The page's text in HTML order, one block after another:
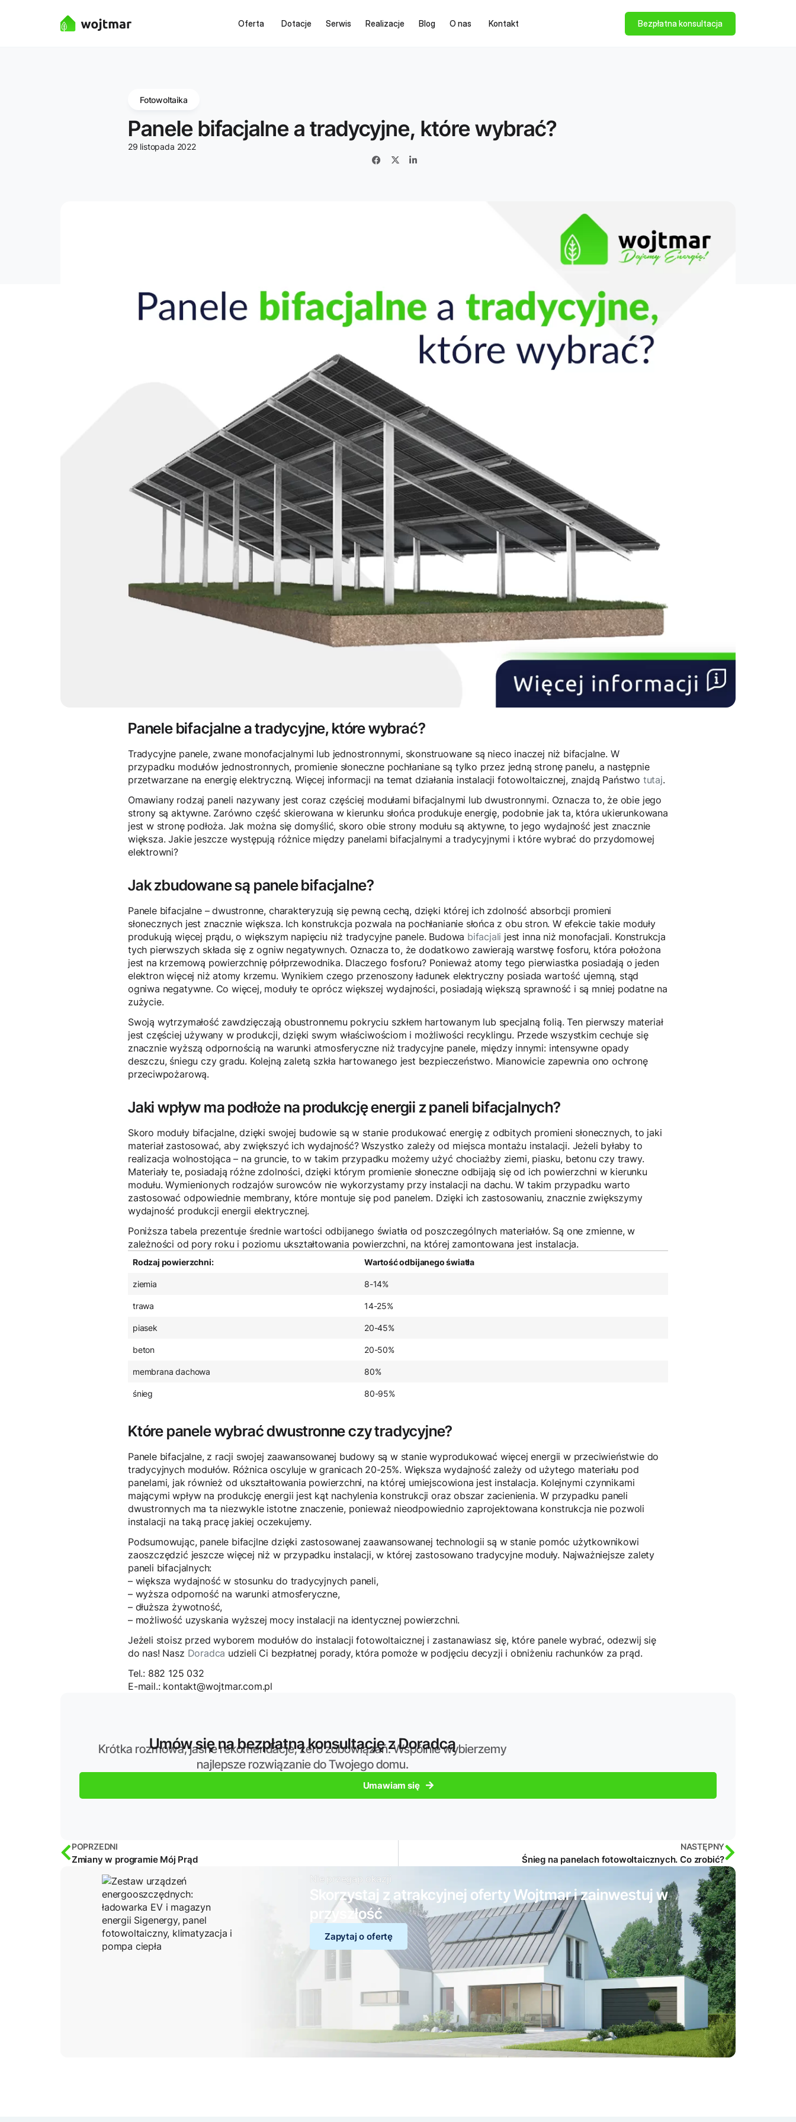
Oferta Dotacje Serwis Realizacje Blog O nas Kontakt Bezpłatna konsultacja
Fotowoltaika
Panele bifacjalne a tradycyjne, które wybrać?
29 listopada 2022
Panele bifacjalne a tradycyjne, które wybrać?
Tradycyjne panele, zwane monofacjalnymi lub jednostronnymi, skonstruowane są nieco inaczej niż bifacjalne. W
przypadku modułów jednostronnych, promienie słoneczne pochłaniane są tylko przez jedną stronę panelu, a następnie
przetwarzane na energię elektryczną. Więcej informacji na temat działania instalacji fotowoltaicznej, znajdą Państwo tutaj.
Omawiany rodzaj paneli nazywany jest coraz częściej modułami bifacjalnymi lub dwustronnymi. Oznacza to, że obie jego
strony są aktywne. Zarówno część skierowana w kierunku słońca produkuje energię, podobnie jak ta, która ukierunkowana
jest w stronę podłoża. Jak można się domyślić, skoro obie strony modułu są aktywne, to jego wydajność jest znacznie
większa. Jakie jeszcze występują różnice między panelami bifacjalnymi a tradycyjnymi i które wybrać do przydomowej
elektrowni?
Jak zbudowane są panele bifacjalne?
Panele bifacjalne – dwustronne, charakteryzują się pewną cechą, dzięki której ich zdolność absorbcji promieni
słonecznych jest znacznie większa. Ich konstrukcja pozwala na pochłanianie słońca z obu stron. W efekcie takie moduły
produkują więcej prądu, o większym napięciu niż tradycyjne panele. Budowa bifacjali jest inna niż monofacjali. Konstrukcja
tych pierwszych składa się z ogniw negatywnych. Oznacza to, że dodatkowo zawierają warstwę fosforu, która położona
jest na krzemową powierzchnię półprzewodnika. Dlaczego fosforu? Ponieważ atomy tego pierwiastka posiadają o jeden
elektron więcej niż atomy krzemu. Wynikiem czego przenoszony ładunek elektryczny posiada wartość ujemną, stąd
ogniwa negatywne. Co więcej, moduły te oprócz większej wydajności, posiadają większą sprawność i są mniej podatne na
zużycie.
Swoją wytrzymałość zawdzięczają obustronnemu pokryciu szkłem hartowanym lub specjalną folią. Ten pierwszy materiał
jest częściej używany w produkcji, dzięki swym właściwościom i możliwości recyklingu. Przede wszystkim cechuje się
znacznie wyższą odpornością na warunki atmosferyczne niż tradycyjne panele, między innymi: intensywne opady
deszczu, śniegu czy gradu. Kolejną zaletą szkła hartowanego jest bezpieczeństwo. Mianowicie zapewnia ono ochronę
przeciwpożarową.
Jaki wpływ ma podłoże na produkcję energii z paneli bifacjalnych?
Skoro moduły bifacjalne, dzięki swojej budowie są w stanie produkować energię z odbitych promieni słonecznych, to jaki
materiał zastosować, aby zwiększyć ich wydajność? Wszystko zależy od miejsca montażu instalacji. Jeżeli byłaby to
realizacja wolnostojąca – na gruncie, to w takim przypadku możemy użyć chociażby ziemi, piasku, betonu czy trawy.
Materiały te, posiadają różne zdolności, dzięki którym promienie słoneczne odbijają się od ich powierzchni w kierunku
modułu. Wymienionych rodzajów surowców nie wykorzystamy przy instalacji na dachu. W takim przypadku warto
zastosować odpowiednie membrany, które montuje się pod panelem. Dzięki ich zastosowaniu, znacznie zwiększymy
wydajność produkcji energii elektrycznej.
Poniższa tabela prezentuje średnie wartości odbijanego światła od poszczególnych materiałów. Są one zmienne, w
zależności od pory roku i poziomu ukształtowania powierzchni, na której zamontowana jest instalacja.
Rodzaj powierzchni: Wartość odbijanego światła
ziemia 8-14%
trawa 14-25%
piasek 20-45%
beton 20-50%
membrana dachowa 80%
śnieg 80-95%
Które panele wybrać dwustronne czy tradycyjne?
Panele bifacjalne, z racji swojej zaawansowanej budowy są w stanie wyprodukować więcej energii w przeciwieństwie do
tradycyjnych modułów. Różnica oscyluje w granicach 20-25%. Większa wydajność zależy od użytego materiału pod
panelami, jak również od ukształtowania powierzchni, na której umiejscowiona jest instalacja. Kolejnymi czynnikami
mającymi wpływ na produkcję energii jest kąt nachylenia konstrukcji oraz obszar zacienienia. W przypadku paneli
dwustronnych ma ta niezwykle istotne znaczenie, ponieważ nieodpowiednio zaprojektowana konstrukcja nie pozwoli
instalacji na taką pracę jakiej oczekujemy.
Podsumowując, panele bifacjlne dzięki zastosowanej zaawansowanej technologii są w stanie pomóc użytkownikowi
zaoszczędzić jeszcze więcej niż w przypadku instalacji, w której zastosowano tradycyjne moduły. Najważniejsze zalety
paneli bifacjalnych:
– większa wydajność w stosunku do tradycyjnych paneli,
– wyższa odporność na warunki atmosferyczne,
– dłuższa żywotność,
– możliwość uzyskania wyższej mocy instalacji na identycznej powierzchni.
Jeżeli stoisz przed wyborem modułów do instalacji fotowoltaicznej i zastanawiasz się, które panele wybrać, odezwij się
do nas! Nasz Doradca udzieli Ci bezpłatnej porady, która pomoże w podjęciu decyzji i obniżeniu rachunków za prąd.
Tel.: 882 125 032
E-mail.: kontakt@wojtmar.com.pl
Umów się na bezpłatną konsultację z Doradcą
Krótka rozmowa, jasne rekomendacje, zero zobowiązań. Wspólnie wybierzemy
najlepsze rozwiązanie do Twojego domu.
Umawiam się
POPRZEDNI
Zmiany w programie Mój Prąd
NASTĘPNY
Śnieg na panelach fotowoltaicznych. Co zrobić?
Nie przegap okazji
Skorzystaj z atrakcyjnej oferty Wojtmar i zainwestuj w
przyszłość
Zapytaj o ofertę